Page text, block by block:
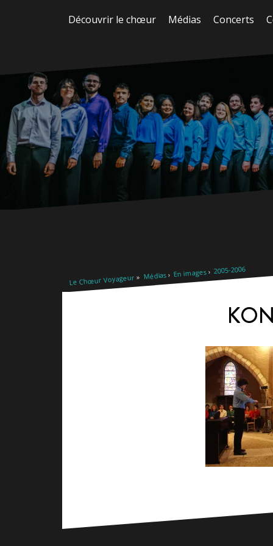
Découvrir le chœur Médias Concerts
Le Chœur Voyageur Médias En images 2005-2006